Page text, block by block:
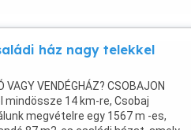
ház nagy telekkel
VENDÉGHÁZ? CSOBAJON
mindössze 14 km-re, Csobaj
megvételre egy 1567 m -es,